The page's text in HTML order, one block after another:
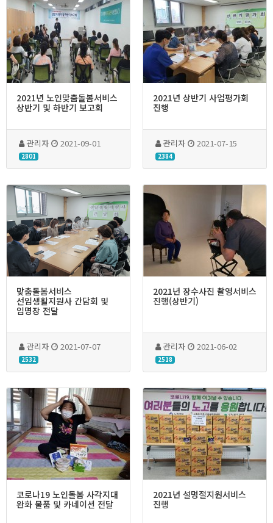
2021년 노인맞춤돌봄서비스
상반기 및 하반기 보고회
관리자 2021-09-01
2801
2021년 상반기 사업평가회
진행
관리자 2021-07-15
2384
맞춤돌봄서비스
선임생활지원사 간담회 및
임명장 전달
관리자 2021-07-07
2532
2021년 장수사진 촬영서비스
진행(상반기)
관리자 2021-06-02
2518
코로나19 노인돌봄 사각지대
완화 물품 및 카네이션 전달
2021년 설명절지원서비스
진행